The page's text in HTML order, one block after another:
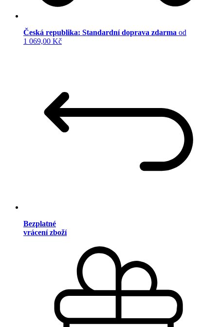
Česká republika: Standardní doprava zdarma od
1 069,00 Kč
Bezplatné
vrácení zboží